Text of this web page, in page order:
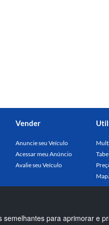
Vender
Anuncie seu Veículo
Acessar meu Anúncio
Avalie seu Veículo
para aprimorar e